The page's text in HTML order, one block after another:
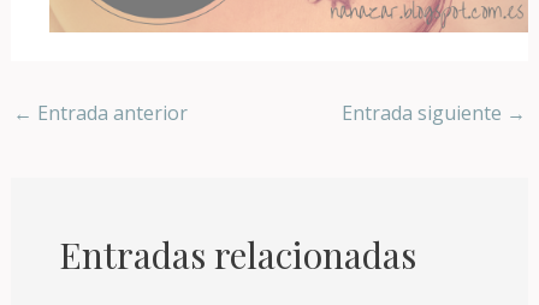
← Entrada anterior Entrada siguiente →
Entradas relacionadas